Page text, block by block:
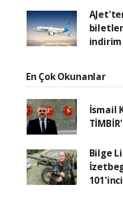
indirim
En Çok Okunanlar
İsmail
Bilge